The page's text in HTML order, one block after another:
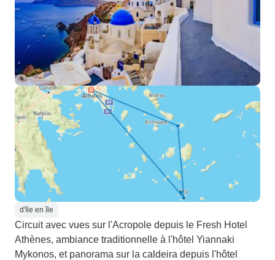
d'île en île
Circuit avec vues sur l'Acropole depuis le Fresh Hotel
Athènes, ambiance traditionnelle à l'hôtel Yiannaki
Mykonos, et panorama sur la caldeira depuis l'hôtel